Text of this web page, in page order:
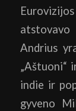
atstovavo
Andrius
„Aštuoni“
indie ir
gyveno